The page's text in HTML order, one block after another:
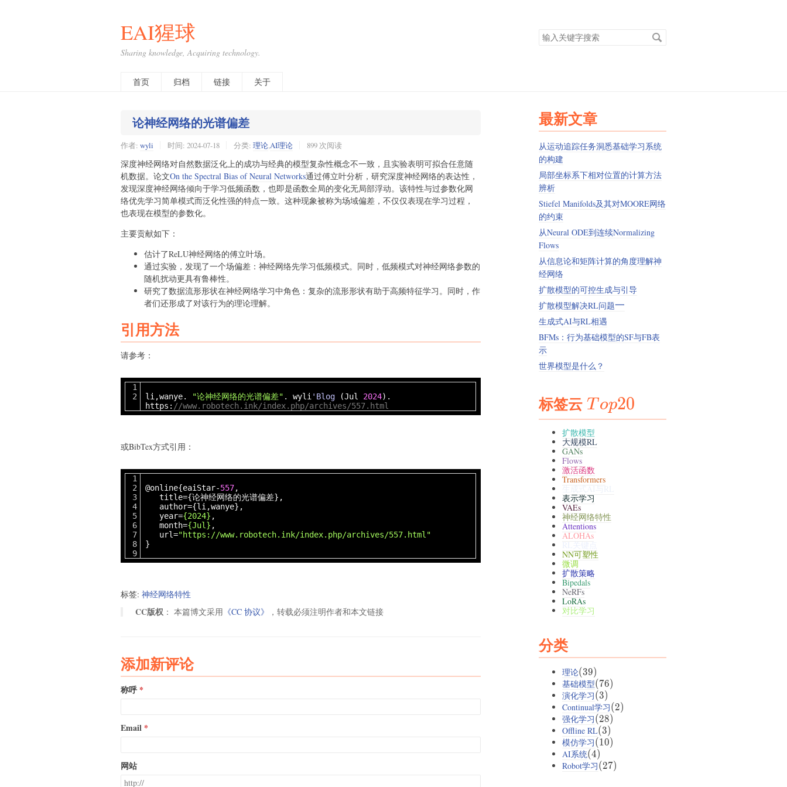
EAI猩球
Sharing knowledge, Acquiring technology.
搜
索
首页
归档 链接 关于
论神经网络的光谱偏差
作者: wyli 时间: 2024-07-18 分类: 理论,AI理论 899 次阅读
深度神经网络对自然数据泛化上的成功与经典的模型复杂性概念不一致，且实验表明可拟合任意随
机数据。论文On the Spectral Bias of Neural Networks通过傅立叶分析，研究深度神经网络的表达性，
发现深度神经网络倾向于学习低频函数，也即是函数全局的变化无局部浮动。该特性与过参数化网
络优先学习简单模式而泛化性强的特点一致。这种现象被称为场域偏差，不仅仅表现在学习过程，
也表现在模型的参数化。
主要贡献如下：
估计了ReLU神经网络的傅立叶场。
通过实验，发现了一个场偏差：神经网络先学习低频模式。同时，低频模式对神经网络参数的
随机扰动更具有鲁棒性。
研究了数据流形形状在神经网络学习中角色：复杂的流形形状有助于高频特征学习。同时，作
者们还形成了对该行为的理论理解。
引用方法
请参考：
li,wanye. "论神经网络的光谱偏差" . wyli 'Blog (Jul 2024).
https: //www.robotech.ink/index.php/archives/557.html
或BibTex方式引用：
@online{eaiStar-557,
title={论神经网络的光谱偏差},
author={li,wanye},
year={2024} ,
month={Jul} ,
url="https://www.robotech.ink/index.php/archives/557.html"
}
标签: 神经网络特性
CC版权 ： 本篇博文采用 《CC 协议》 ，转载必须注明作者和本文链接
添加新评论
称呼
Email
网站
最新文章
从运动追踪任务洞悉基础学习系统
的构建
局部坐标系下相对位置的计算方法
辨析
Stiefel Manifolds及其对MOORE网络
的约束
从Neural ODE到连续Normalizing
Flows
从信息论和矩阵计算的角度理解神
经网络
扩散模型的可控生成与引导
扩散模型解决RL问题一
一
生成式AI与RL相遇
BFMs：行为基础模型的SF与FB表
示
世界模型是什么？
标签云 Top20
T op20
扩散模型
大规模RL
GANs
Flows
激活函数
Transformers
表示学习
VAEs
神经网络特性
Attentions
ALOHAs
NN可塑性
微调
扩散策略
Bipedals
NeRFs
LoRAs
对比学习
分类
理论(39)
(39)
基础模型(76)
(76)
演化学习(3)
(3)
Continual学习(2)
(2)
强化学习(28)
(28)
Offline RL(3)
(3)
模仿学习(10)
(10)
AI系统(4)
(4)
Robot学习(27)
(27)